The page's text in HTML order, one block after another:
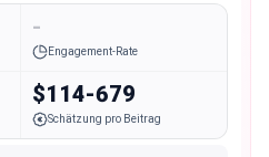
-
Engagement-Rate
$114-679
Schätzung pro Beitrag